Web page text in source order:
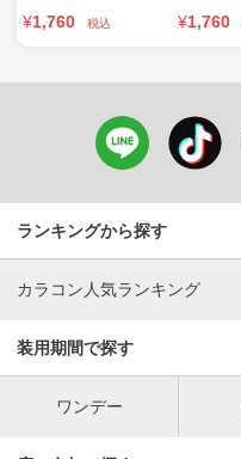
¥1,760 税込 ¥1,760
ランキングから探す
カラコン人気ランキング
装用期間で探す
ワンデー